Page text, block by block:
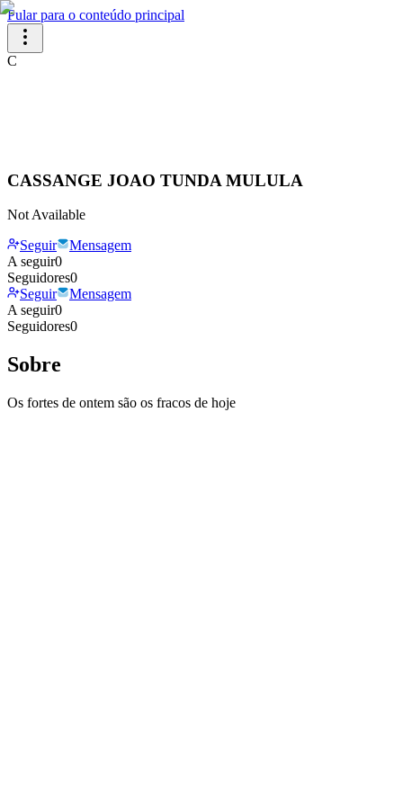
Pular para o conteúdo principal
C
CASSANGE JOAO TUNDA MULULA
Not Available
Seguir
Mensagem
A seguir0
Seguidores0
Seguir
Mensagem
A seguir0
Seguidores0
Sobre
Os fortes de ontem são os fracos de hoje